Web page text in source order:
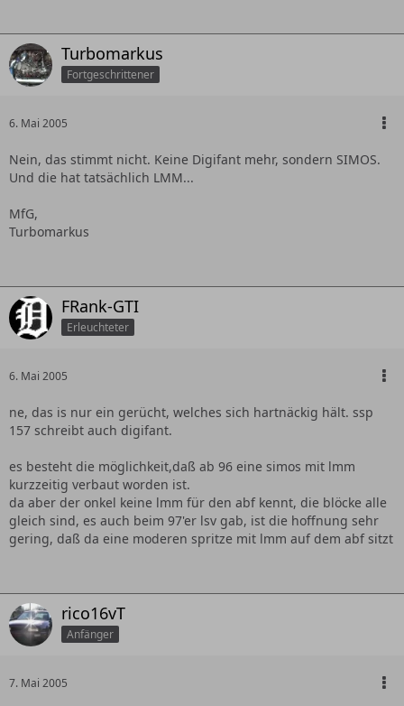
Turbomarkus
Fortgeschrittener
6. Mai 2005
Nein, das stimmt nicht. Keine Digifant mehr, sondern SIMOS.
Und die hat tatsächlich LMM...
MfG,
Turbomarkus
FRank-GTI
Erleuchteter
6. Mai 2005
ne, das is nur ein gerücht, welches sich hartnäckig hält. ssp
157 schreibt auch digifant.
es besteht die möglichkeit,daß ab 96 eine simos mit lmm
kurzzeitig verbaut worden ist.
da aber der onkel keine lmm für den abf kennt, die blöcke alle
gleich sind, es auch beim 97'er lsv gab, ist die hoffnung sehr
gering, daß da eine moderen spritze mit lmm auf dem abf sitzt
rico16vT
Anfänger
7. Mai 2005